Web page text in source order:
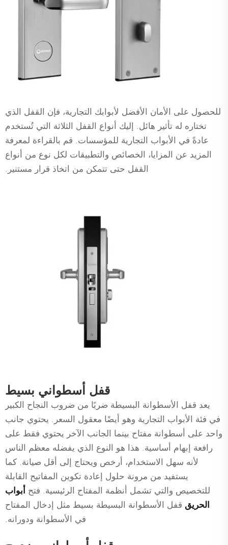
للحصول على الأمان الأفضل لأبوابك التجارية، فإن القفل الذي
تختاره له تأثير هائل. إليك أنواع القفل الثلاثة التي تُستخدم
عادةً في الأبواب التجارية للمؤسسات. قم بالقراءة لمعرفة
المزيد عن المزايا، الخصائص والتطبيقات لكل نوع من أنواع
القفل حتى تتمكن من اتخاذ قرار مستنير.
قفل أسطواني بسيط
يعد قفل الأسطوانة البسيطة ضربًا من ضروب النجاح الكبير
في فئة الأبواب التجارية وهو أيضًا معقول السعر. يحتوي جانب
واحد على أسطوانة مفتاح بينما الجانب الآخر يحتوي فقط على
رافعة إبهام أساسية. هذا هو النوع الذي يفضله معظم الناس
لأنه سهل الاستخدام، أرخص ويحتاج إلى أقل صيانة. كما
يستفيد من مرونة حلول إعادة تكوين المفاتيح القابلة
للتخصيص والتي تشمل أنظمة المفتاح الرئيسية. فتح أبواب
الحريق قفل الأسطوانة البسيطة بسيط مثل إدخال المفتاح
في الأسطوانة ودورانه.